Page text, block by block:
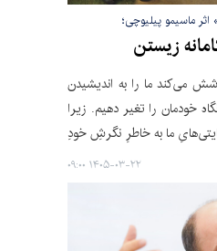
اثر ماسیمو پیلیوچی؛
زیستن
می‌کند ما را به اندیشیدن
خودمان را تغیر دهیم. زیرا
ما به خاطرِ نگرشِ خودِ
۱۴۰۵-۰۳-۲۲ ۰۹:۰۰